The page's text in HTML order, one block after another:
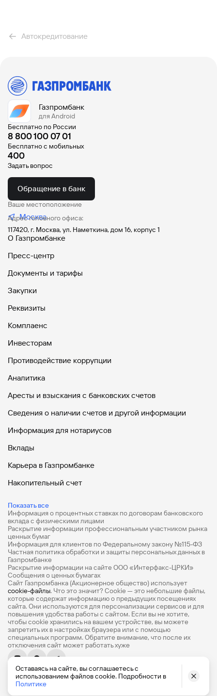
На БУ автомобиль
Рассчитать предварительный платеж можно с помощью
калькулятора автокредита
Автокредитование
Газпромбанк
для Android
Бесплатно по России
8 800 100 07 01
Бесплатно с мобильных
400
Задать вопрос
Обращение в банк
Ваше местоположение
Москва
Адрес головного офиса:
117420, г. Москва, ул. Наметкина, дом 16, корпус 1
О Газпромбанке
Пресс-центр
Документы и тарифы
Закупки
Реквизиты
Комплаенс
Инвесторам
Противодействие коррупции
Аналитика
Аресты и взыскания с банковских счетов
Сведения о наличии счетов и другой информации
Информация для нотариусов
Вклады
Карьера в Газпромбанке
Накопительный счет
Показать все
Дебетовые карты с бесплатным обслуживанием
Все накопительные счета
Банковские вклады на 3 месяца
Вклады с высоким процентом
Калькулятор вкладов
Виртуальные карты
Премиум
Private
РКО
ВЭД
Депозиты для бизнеса
Информация о процентных ставках по договорам банковского
вклада с физическими лицами
Раскрытие информации профессиональным участником рынка
ценных бумаг
Информация для клиентов по Федеральному закону №115-ФЗ
Частная политика обработки и защиты персональных данных в
Газпромбанке
Раскрытие информации на сайте ООО «Интерфакс-ЦРКИ»
Сообщения о ценных бумагах
Сайт Газпромбанка (Акционерное общество) использует
cookie-файлы. Что это значит? Сookie — это небольшие файлы,
которые содержат информацию о предыдущих посещениях
сайта. Они используются для персонализации сервисов и для
повышения удобства работы с сайтом. Если вы не хотите,
чтобы сookie хранились на вашем устройстве, вы можете
запретить их в настройках браузера или с помощью
специальных программ. Обратите внимание, что после их
отключения сайт может работать хуже
© 1990-2026, Банк ГПБ (АО) Генеральная лицензия Банка
России № 354
Оставаясь на сайте, вы соглашаетесь с
использованием файлов cookie. Подробности в
Политике